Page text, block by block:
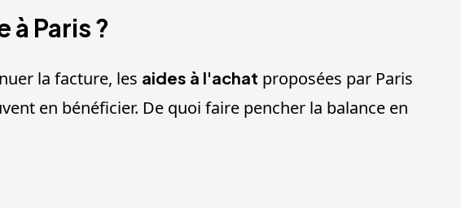
Paris ?
la facture, les aides à l'achat proposées par Paris
en bénéficier. De quoi faire pencher la balance en